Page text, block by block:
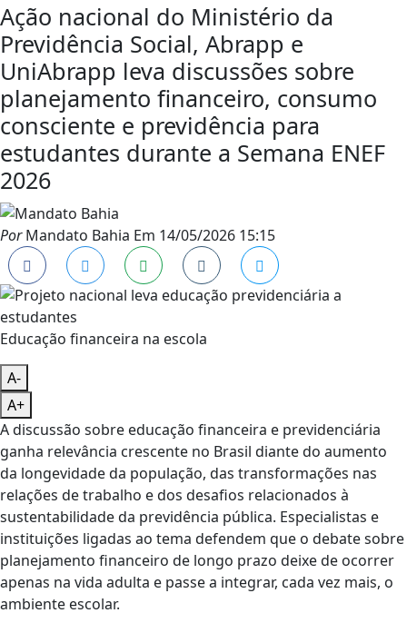
Ação nacional do Ministério da
Previdência Social, Abrapp e
UniAbrapp leva discussões sobre
planejamento financeiro, consumo
consciente e previdência para
estudantes durante a Semana ENEF
2026
PorMandato Bahia Em 14/05/2026 15:15
Educação financeira na escola
A-
A+
A discussão sobre educação financeira e previdenciária
ganha relevância crescente no Brasil diante do aumento
da longevidade da população, das transformações nas
relações de trabalho e dos desafios relacionados à
sustentabilidade da previdência pública. Especialistas e
instituições ligadas ao tema defendem que o debate sobre
planejamento financeiro de longo prazo deixe de ocorrer
apenas na vida adulta e passe a integrar, cada vez mais, o
ambiente escolar.